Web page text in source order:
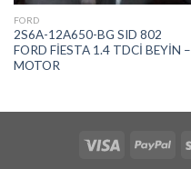
FORD
2S6A-12A650-BG SID 802
FORD FİESTA 1.4 TDCİ BEYİN –
MOTOR